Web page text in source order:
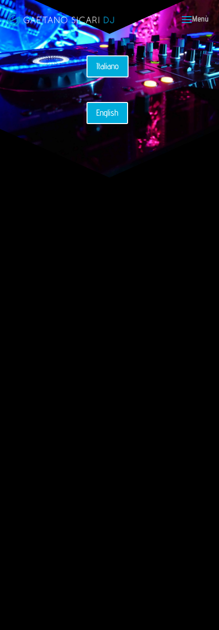
Italiano
English